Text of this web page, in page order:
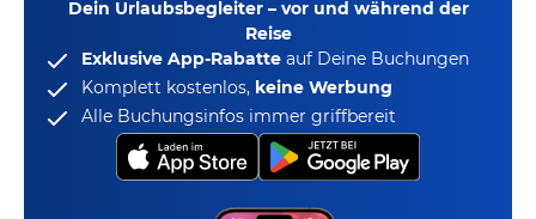
Dein Urlaubsbegleiter – vor und während der
Reise
Exklusive App-Rabatte auf Deine Buchungen
Komplett kostenlos, keine Werbung
Alle Buchungsinfos immer griffbereit